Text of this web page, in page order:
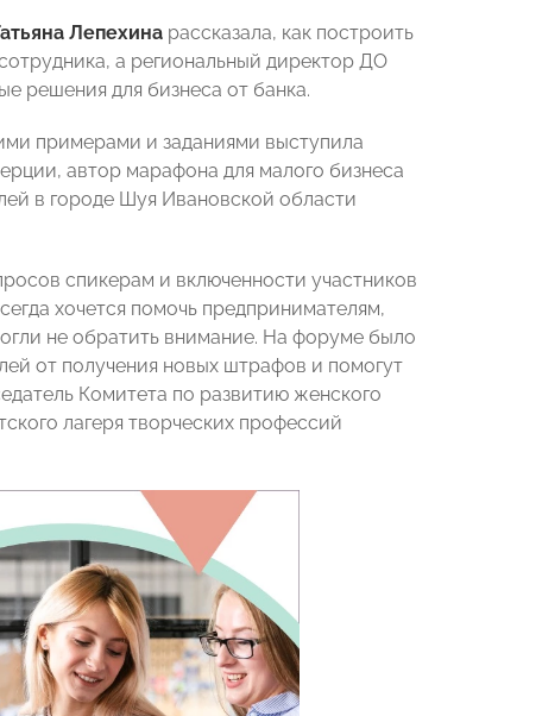
Лепехина рассказала, как построить
а региональный директор ДО
решения для бизнеса от банка.
примерами и заданиями выступила
автор марафона для малого бизнеса
в городе Шуя Ивановской области
спикерам и включенности участников
хочется помочь предпринимателям,
не обратить внимание. На форуме было
от получения новых штрафов и помогут
Комитета по развитию женского
лагеря творческих профессий